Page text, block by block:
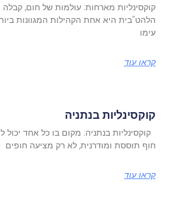
קוקסינליות מארחות: עולמות של חום,
הלהט"בית היא אחת הקהילות המגוונות
עימו
קראו עוד
קוקסינליות בנתניה
קוקסינליות בנתניה: מקום בו כל אחד יכול
חוף תוססת ומודרנית, לא רק מציעה חופים
קראו עוד